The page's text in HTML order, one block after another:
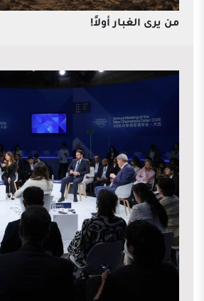
من يرى الغبار أولاً!